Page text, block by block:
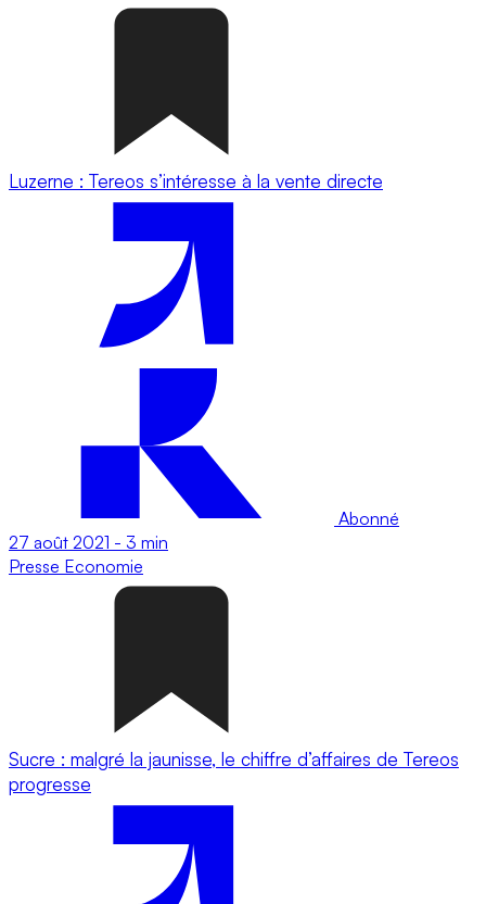
Luzerne : Tereos s’intéresse à la vente directe
Abonné
27 août 2021 - 3 min
Presse Economie
Sucre : malgré la jaunisse, le chiffre d’affaires de Tereos
progresse